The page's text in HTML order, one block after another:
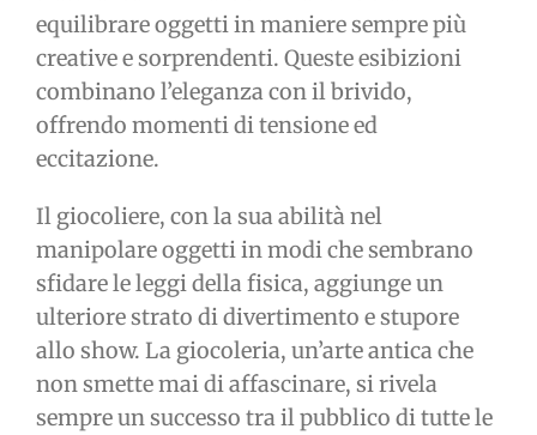
equilibrare oggetti in maniere sempre più
creative e sorprendenti. Queste esibizioni
combinano l’eleganza con il brivido,
offrendo momenti di tensione ed
eccitazione.
Il giocoliere, con la sua abilità nel
manipolare oggetti in modi che sembrano
sfidare le leggi della fisica, aggiunge un
ulteriore strato di divertimento e stupore
allo show. La giocoleria, un’arte antica che
non smette mai di affascinare, si rivela
sempre un successo tra il pubblico di tutte le